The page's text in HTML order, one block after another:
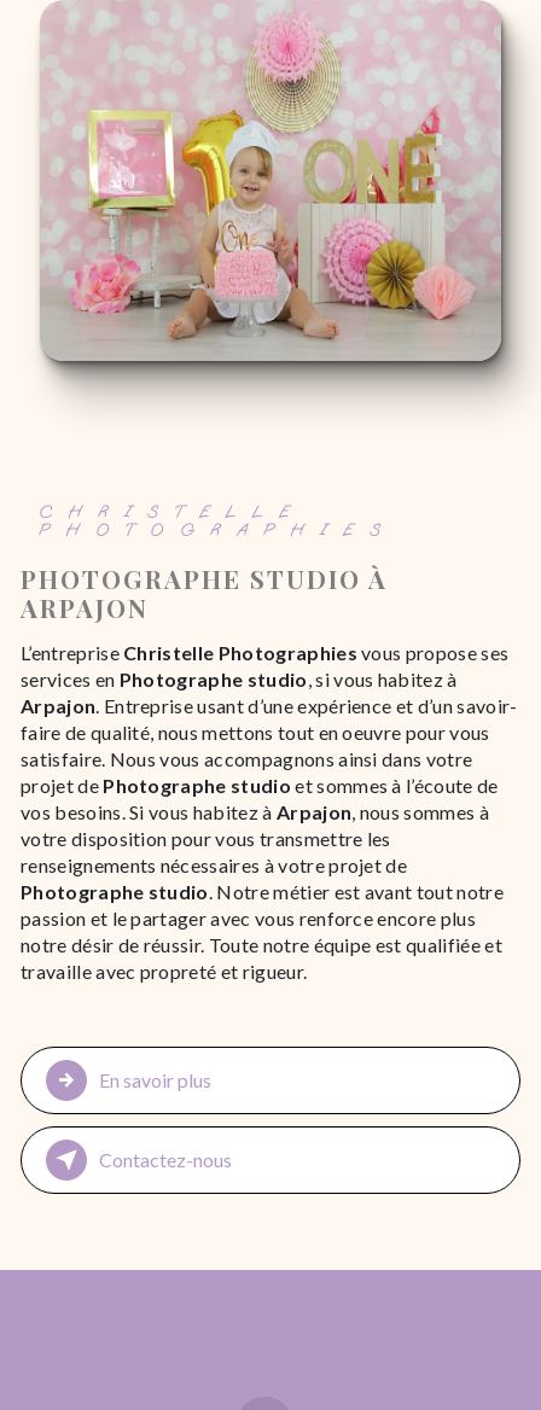
CHRISTELLE
PHOTOGRAPHIES
PHOTOGRAPHE STUDIO À
ARPAJON
L’entreprise Christelle Photographies vous propose ses
services en Photographe studio, si vous habitez à
Arpajon. Entreprise usant d’une expérience et d’un savoir-
faire de qualité, nous mettons tout en oeuvre pour vous
satisfaire. Nous vous accompagnons ainsi dans votre
projet de Photographe studio et sommes à l’écoute de
vos besoins. Si vous habitez à Arpajon, nous sommes à
votre disposition pour vous transmettre les
renseignements nécessaires à votre projet de
Photographe studio. Notre métier est avant tout notre
passion et le partager avec vous renforce encore plus
notre désir de réussir. Toute notre équipe est qualifiée et
travaille avec propreté et rigueur.
En savoir plus
Contactez-nous